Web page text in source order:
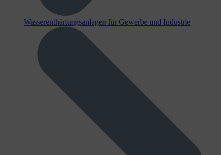
Wasserenthärtungsanlagen für Gewerbe und Industrie